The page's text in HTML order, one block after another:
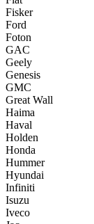
Fisker
Ford
Foton
GAC
Geely
Genesis
GMC
Great Wall
Haima
Haval
Holden
Honda
Hummer
Hyundai
Infiniti
Isuzu
Iveco